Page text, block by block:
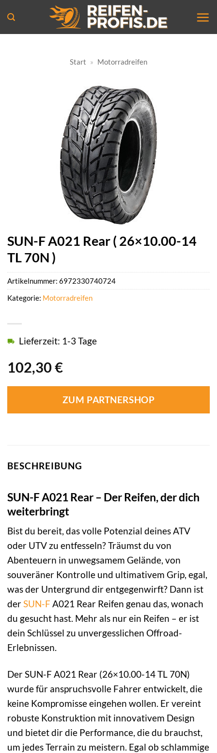
Inhalt
springen
Start » Motorradreifen
SUN-F A021 Rear ( 26×10.00-14
TL 70N )
102,30 €
Lieferzeit: 1-3 Tage
ZUM PARTNERSHOP
Artikelnummer: 6972330740724
Kategorie: Motorradreifen
BESCHREIBUNG
SUN-F A021 Rear – Der Reifen, der dich
weiterbringt
Bist du bereit, das volle Potenzial deines ATV
oder UTV zu entfesseln? Träumst du von
Abenteuern in unwegsamem Gelände, von
souveräner Kontrolle und ultimativem Grip, egal,
was der Untergrund dir entgegenwirft? Dann ist
derSUN-F A021 Rear Reifen genau das, wonach
du gesucht hast. Mehr als nur ein Reifen – er ist
dein Schlüssel zu unvergesslichen Offroad-
Erlebnissen.
Der SUN-F A021 Rear (26×10.00-14 TL 70N)
wurde für anspruchsvolle Fahrer entwickelt, die
keine Kompromisse eingehen wollen. Er vereint
robuste Konstruktion mit innovativem Design
und bietet dir die Performance, die du brauchst,
um jedes Terrain zu meistern. Egal ob schlammige